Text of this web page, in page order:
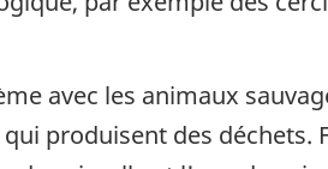
avec les animaux
produisent des déchets.